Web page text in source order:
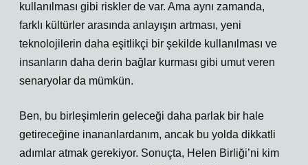
kullanılması gibi riskler de var. Ama aynı zamanda,
farklı kültürler arasında anlayışın artması, yeni
teknolojilerin daha eşitlikçi bir şekilde kullanılması ve
insanların daha derin bağlar kurması gibi umut veren
senaryolar da mümkün.
Ben, bu birleşimlerin geleceği daha parlak bir hale
getireceğine inananlardanım, ancak bu yolda dikkatli
adımlar atmak gerekiyor. Sonuçta, Helen Birliği’ni kim